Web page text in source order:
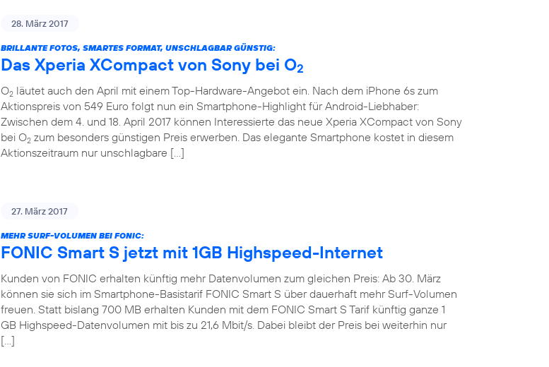
28. März 2017
BRILLANTE FOTOS, SMARTES FORMAT, UNSCHLAGBAR GÜNSTIG:
Das Xperia XCompact von Sony bei O2
O2 läutet auch den April mit einem Top-Hardware-Angebot ein. Nach dem iPhone 6s zum
Aktionspreis von 549 Euro folgt nun ein Smartphone-Highlight für Android-Liebhaber:
Zwischen dem 4. und 18. April 2017 können Interessierte das neue Xperia XCompact von Sony
bei O2 zum besonders günstigen Preis erwerben. Das elegante Smartphone kostet in diesem
Aktionszeitraum nur unschlagbare […]
27. März 2017
MEHR SURF-VOLUMEN BEI FONIC:
FONIC Smart S jetzt mit 1GB Highspeed-Internet
Kunden von FONIC erhalten künftig mehr Datenvolumen zum gleichen Preis: Ab 30. März
können sie sich im Smartphone-Basistarif FONIC Smart S über dauerhaft mehr Surf-Volumen
freuen. Statt bislang 700 MB erhalten Kunden mit dem FONIC Smart S Tarif künftig ganze 1
GB Highspeed-Datenvolumen mit bis zu 21,6 Mbit/s. Dabei bleibt der Preis bei weiterhin nur
[…]